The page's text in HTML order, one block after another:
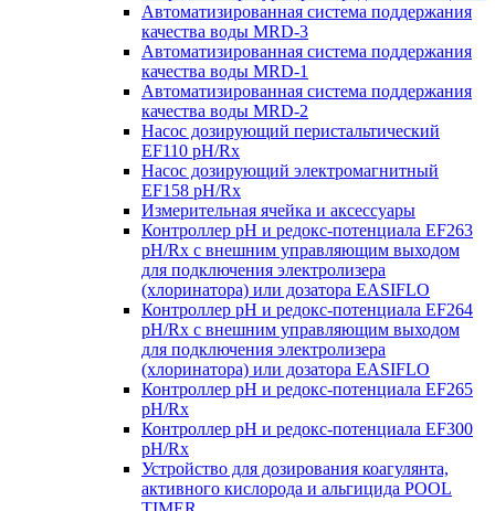
Автоматизированная система поддержания
качества воды MRD-3
Автоматизированная система поддержания
качества воды MRD-1
Автоматизированная система поддержания
качества воды MRD-2
Насос дозирующий перистальтический
EF110 pH/Rx
Насос дозирующий электромагнитный
EF158 pH/Rx
Измерительная ячейка и аксессуары
Контроллер рН и редокс-потенциала EF263
pH/Rx с внешним управляющим выходом
для подключения электролизера
(хлоринатора) или дозатора EASIFLO
Контроллер рН и редокс-потенциала EF264
pH/Rx с внешним управляющим выходом
для подключения электролизера
(хлоринатора) или дозатора EASIFLO
Контроллер рН и редокс-потенциала EF265
pH/Rx
Контроллер рН и редокс-потенциала EF300
pH/Rx
Устройство для дозирования коагулянта,
активного кислорода и альгицида POOL